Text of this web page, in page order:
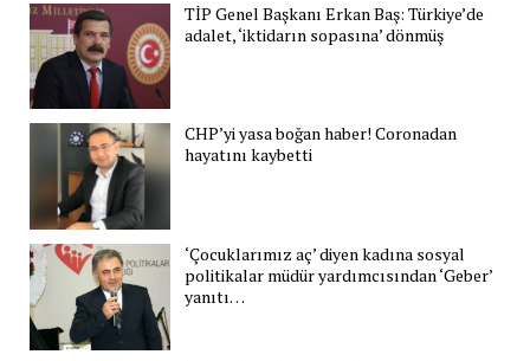
TİP Genel Başkanı Erkan Baş: Türkiye’de
adalet, ‘iktidarın sopasına’ dönmüş
CHP’yi yasa boğan haber! Coronadan
hayatını kaybetti
‘Çocuklarımız aç’ diyen kadına sosyal
politikalar müdür yardımcısından ‘Geber’
yanıtı…